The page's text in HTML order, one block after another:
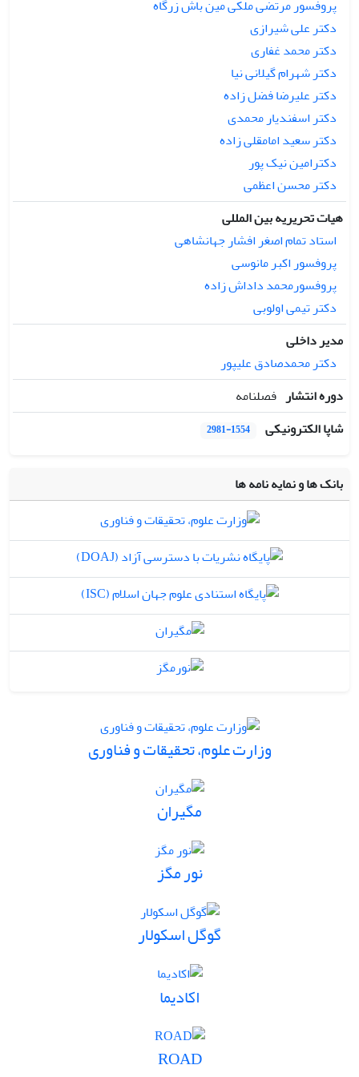
پروفسور مرتضی ملکی مین باش زرگاه
دکتر علی شیرازی
دکتر محمد غفاری
دکتر شهرام گیلانی نیا
دکتر علیرضا فضل زاده
دکتر اسفندیار محمدی
دکتر سعید امامقلی زاده
دکترامین نیک پور
دکتر محسن اعظمی
هیات تحریریه بین المللی
استاد تمام اصغر افشار جهانشاهی
پروفسور اکبر مانوسی
پروفسورمحمد داداش زاده
دکتر تیمی اولوبی
مدیر داخلی
دکتر محمدصادق علیپور
دوره انتشار فصلنامه
شاپا الکترونیکی
2981-1554
بانک ها و نمایه نامه ها
وزارت علوم، تحقیقات و فناوری
مگیران
نور مگز
گوگل اسکولار
اکادیما
ROAD